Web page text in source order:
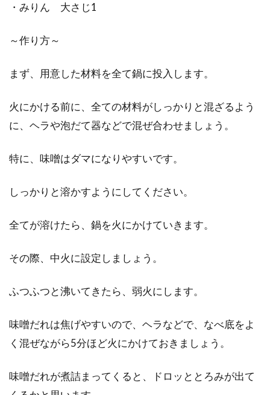
・みりん 大さじ1
～作り方～
まず、用意した材料を全て鍋に投入します。
火にかける前に、全ての材料がしっかりと混ざるよう
に、ヘラや泡だて器などで混ぜ合わせましょう。
特に、味噌はダマになりやすいです。
しっかりと溶かすようにしてください。
全てが溶けたら、鍋を火にかけていきます。
その際、中火に設定しましょう。
ふつふつと沸いてきたら、弱火にします。
味噌だれは焦げやすいので、ヘラなどで、なべ底をよ
く混ぜながら5分ほど火にかけておきましょう。
味噌だれが煮詰まってくると、ドロッととろみが出て